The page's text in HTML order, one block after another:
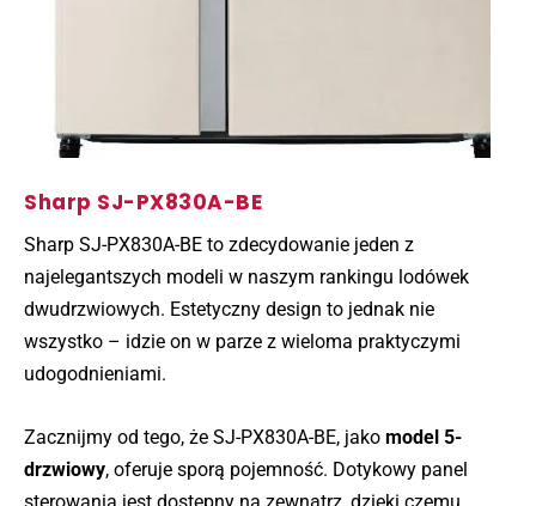
Sharp SJ-PX830A-BE
Sharp SJ-PX830A-BE to zdecydowanie jeden z
najelegantszych modeli w naszym rankingu lodówek
dwudrzwiowych. Estetyczny design to jednak nie
wszystko – idzie on w parze z wieloma praktyczymi
udogodnieniami.
Zacznijmy od tego, że SJ-PX830A-BE, jako model 5-
drzwiowy, oferuje sporą pojemność. Dotykowy panel